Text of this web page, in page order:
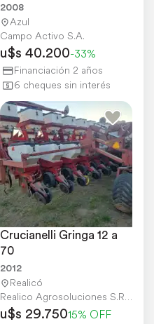
2008
Azul
Campo Activo S.A.
u$s 40.200-33%
Financiación 2 años
6 cheques sin interés
Crucianelli Gringa 12 a
70
2012
Realicó
Realico Agrosoluciones S.R.L.
u$s 29.75015% OFF